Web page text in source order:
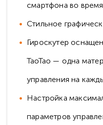
смартфона во
Стильное
Гироскутер
TaoTao — одна
управления на
Настройка
параметров